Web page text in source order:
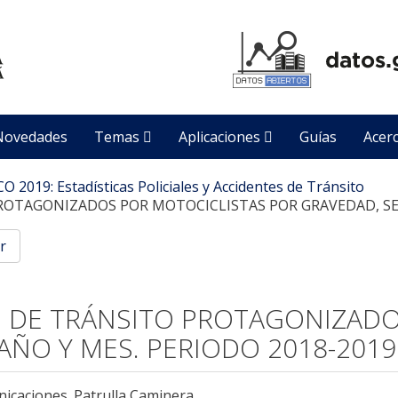
Temas Aplicaciones Guías
2019: Estadísticas Policiales y Accidentes de Tránsito
POR MOTOCICLISTAS POR GRAVEDAD,
TRÁNSITO
Y MES. PERIODO 2018-